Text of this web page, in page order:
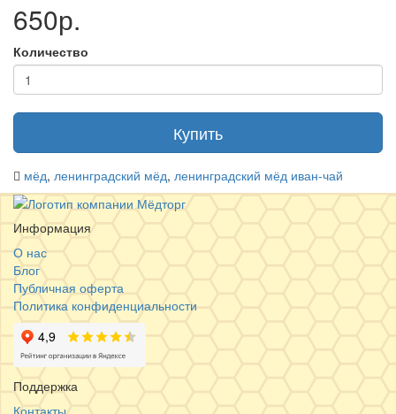
650р.
Количество
Купить
мёд, ленинградский мёд, ленинградский мёд иван-чай
Информация
О нас
Блог
Публичная оферта
Политика конфиденциальности
Поддержка